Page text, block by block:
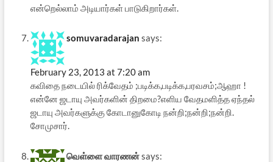
என்றெல்லாம் அடியார்கள் பாடுகிறார்கள்.
somuvaradarajan says:
February 23, 2013 at 7:20 am
கவிதை நடையில் ரிக்வேதம் ;படிக்க,படிக்க,பரவசம்;ஆஹா !
என்னே ஜடாயு அவர்களின் திறமை?எளிய வேதமளித்த ஏந்தல்
ஜடாயு அவர்களுக்கு கோடானுகோடி நன்றி;நன்றி;நன்றி.
சோமுசார்.
வெள்ளை வாரணன்says: